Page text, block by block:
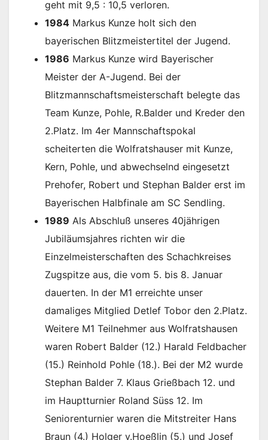
geht mit 9,5 : 10,5 verloren.
1984 Markus Kunze holt sich den
bayerischen Blitzmeistertitel der Jugend.
1986 Markus Kunze wird Bayerischer
Meister der A-Jugend. Bei der
Blitzmannschaftsmeisterschaft belegte das
Team Kunze, Pohle, R.Balder und Kreder den
2.Platz. Im 4er Mannschaftspokal
scheiterten die Wolfratshauser mit Kunze,
Kern, Pohle, und abwechselnd eingesetzt
Prehofer, Robert und Stephan Balder erst im
Bayerischen Halbfinale am SC Sendling.
1989 Als Abschluß unseres 40jährigen
Jubiläumsjahres richten wir die
Einzelmeisterschaften des Schachkreises
Zugspitze aus, die vom 5. bis 8. Januar
dauerten. In der M1 erreichte unser
damaliges Mitglied Detlef Tobor den 2.Platz.
Weitere M1 Teilnehmer aus Wolfratshausen
waren Robert Balder (12.) Harald Feldbacher
(15.) Reinhold Pohle (18.). Bei der M2 wurde
Stephan Balder 7. Klaus Grießbach 12. und
im Hauptturnier Roland Süss 12. Im
Seniorenturnier waren die Mitstreiter Hans
Braun (4.) Holger v.Hoeßlin (5.) und Josef